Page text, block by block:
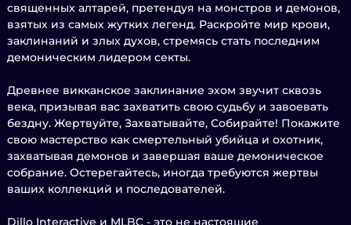
священных алтарей, претендуя на монстров и демонов,
взятых из самых жутких легенд. Раскройте мир крови,
заклинаний и злых духов, стремясь стать последним
демоническим лидером секты.
Древнее викканское заклинание эхом звучит сквозь
века, призывая вас захватить свою судьбу и завоевать
бездну. Жертвуйте, Захватывайте, Собирайте! Покажите
свою мастерство как смертельный убийца и охотник,
захватывая демонов и завершая ваше демоническое
собрание. Остерегайтесь, иногда требуются жертвы
ваших коллекций и последователей.
Dillo Interactive и MLBC - это не настоящие